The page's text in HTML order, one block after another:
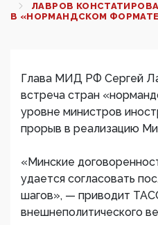
ЛАВРОВ
В «НОРМАНДСКОМ
Глава МИД РФ Сергей
встреча стран
уровне министров
прорыв в реализацию
«Минские
удается согласовать
шагов», — приводит
внешнеполитического